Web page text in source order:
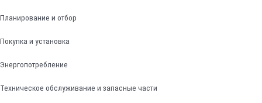
Планирование и отбор
Покупка и установка
Энергопотребление
Техническое обслуживание и запасные части